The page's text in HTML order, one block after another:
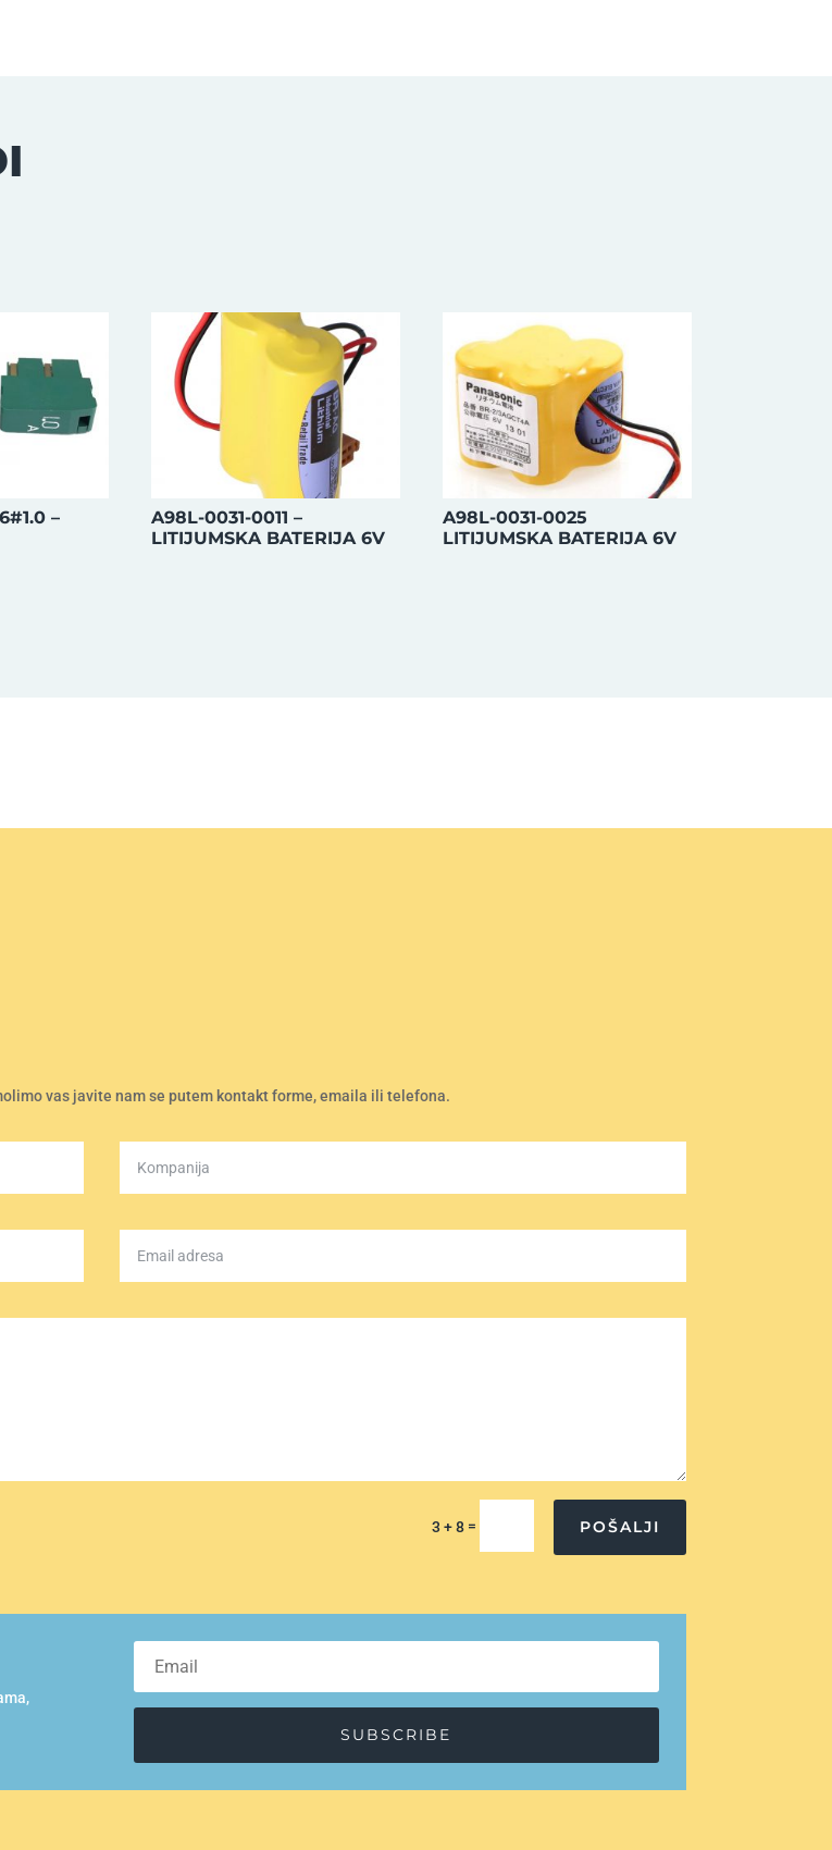
–
A98L-0031-0011 –
LITIJUMSKA BATERIJA 6V
A98L-0031-0025
LITIJUMSKA BATERIJA 6V
vas javite nam se putem kontakt forme, emaila ili telefona.
3 + 8= POŠALJI
SUBSCRIBE